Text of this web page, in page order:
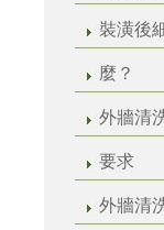
裝潢後
麼？
外牆清
要求
外牆清